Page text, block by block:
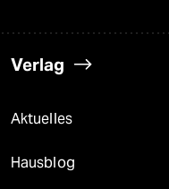
Verlag
Aktuelles
Hausblog